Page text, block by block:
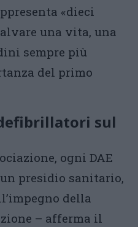
«dieci
una vita, una
sempre più
del primo
sul
ogni DAE
presidio sanitario,
della
– afferma il